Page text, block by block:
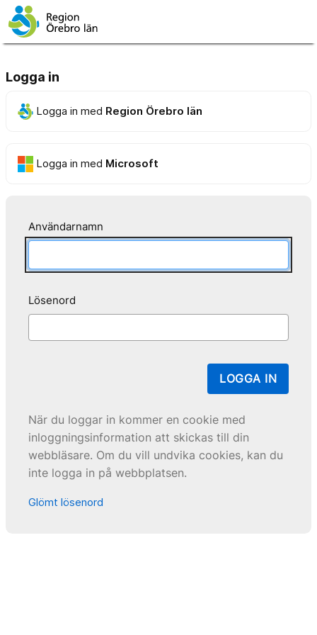
Logga in
Logga in med Region Örebro län
Logga in med Microsoft
Användarnamn
Lösenord
LOGGA IN
När du loggar in kommer en cookie med
inloggningsinformation att skickas till din
webbläsare. Om du vill undvika cookies, kan du
inte logga in på webbplatsen.
Glömt lösenord